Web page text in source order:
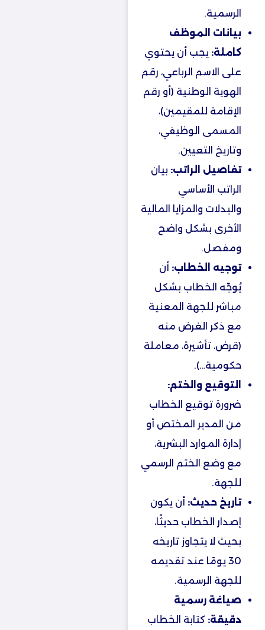
الرسمية.
بيانات الموظف
كاملة: يجب أن يحتوي
على الاسم الرباعي، رقم
الهوية الوطنية (أو رقم
الإقامة للمقيمين)،
المسمى الوظيفي،
وتاريخ التعيين.
تفاصيل الراتب: بيان
الراتب الأساسي
والبدلات والمزايا المالية
الأخرى بشكل واضح
ومفصل.
توجيه الخطاب: أن
يُوجّه الخطاب بشكل
مباشر للجهة المعنية
مع ذكر الغرض منه
(قرض، تأشيرة، معاملة
حكومية…).
التوقيع والختم:
ضرورة توقيع الخطاب
من المدير المختص أو
إدارة الموارد البشرية،
مع وضع الختم الرسمي
للجهة.
تاريخ حديث: أن يكون
إصدار الخطاب حديثًا،
بحيث لا يتجاوز تاريخه
30 يومًا عند تقديمه
للجهة الرسمية.
صياغة رسمية
دقيقة: كتابة الخطاب